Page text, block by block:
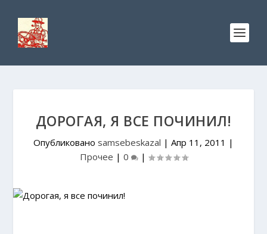
ДОРОГАЯ, Я ВСЕ ПОЧИНИЛ!
Опубликовано samsebeskazal | Апр 11, 2011 |
Прочее | 0 |